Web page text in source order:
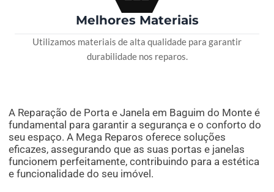
Melhores Materiais
Utilizamos materiais de alta qualidade para garantir
durabilidade nos reparos.
A Reparação de Porta e Janela em Baguim do Monte é
fundamental para garantir a segurança e o conforto do
seu espaço. A Mega Reparos oferece soluções
eficazes, assegurando que as suas portas e janelas
funcionem perfeitamente, contribuindo para a estética
e funcionalidade do seu imóvel.